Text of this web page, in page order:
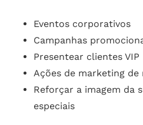
Eventos corporativos
Campanhas
Presentear clientes VIP
Ações de marketing
Reforçar a imagem da
especiais